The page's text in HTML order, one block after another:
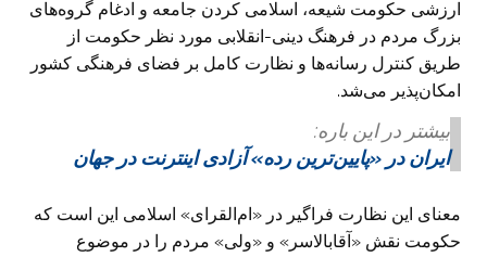
ارزشی حکومت شیعه، اسلامی کردن جامعه و ادغام گروه‌های
بزرگ مردم در فرهنگ دینی-انقلابی مورد نظر حکومت از
طریق کنترل رسانه‌ها و نظارت کامل بر فضای فرهنگی کشور
امکان‌پذیر می‌شد.
بیشتر در این باره:
ایران در «پایین‌ترین رده» آزادی اینترنت در جهان
معنای این نظارت فراگیر در «ام‌القرای» اسلامی این است که
حکومت نقش «آقابالاسر» و «ولی» مردم را در موضوع